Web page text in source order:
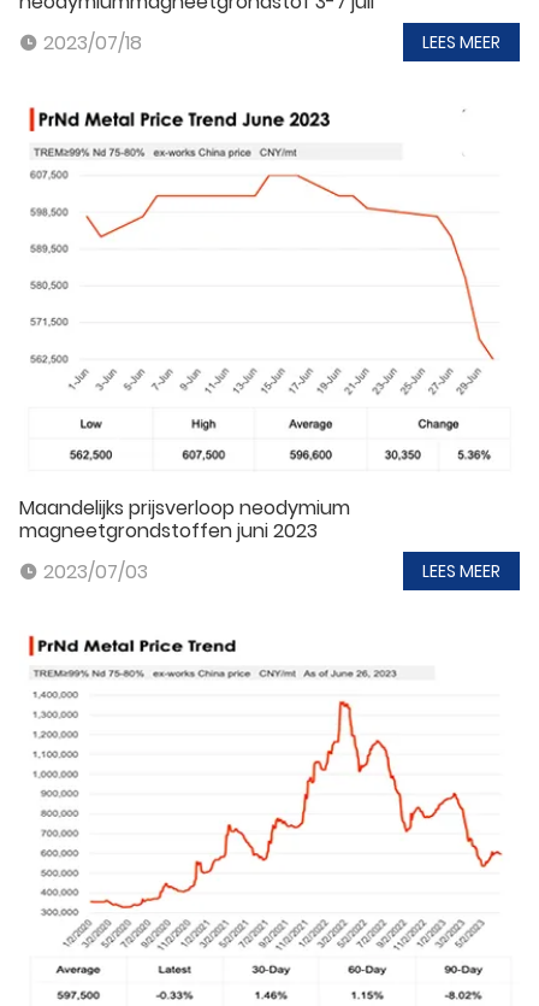
2023/07/18
LEES MEER
Maandelijks prijsverloop neodymium
magneetgrondstoffen juni 2023
2023/07/03
LEES MEER